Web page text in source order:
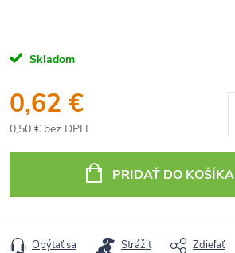
Skladom
0,62 €
0,50 € bez DPH
cena:
PRIDAŤ DO KOŠÍKA
Opýtať sa Strážiť Zdieľať